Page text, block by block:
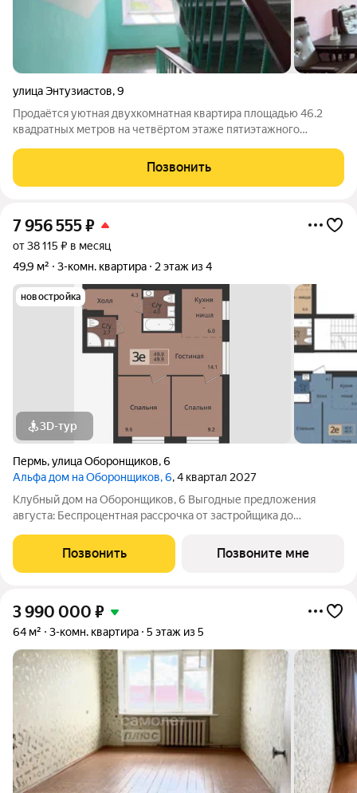
улица Энтузиастов,9
Продаётся уютная двухкомнатная квартира площадью 46.2
квадратных метров на четвёртом этаже пятиэтажного
Краснокамска на улице Энтузиастов, дом 9. Жилая площадь
составляет комфортные 30
Позвонить
7 956 555₽
от 38 115 ₽ в месяц
49,9 м²
3-комн. квартира 2 этаж из 4
новостройка
3D-тур
Пермь,улица Оборонщиков,6
Альфа дом на Оборонщиков, 6, 4 квартал 2027
Клубный дом на Оборонщиков, 6 Выгодные предложения
августа: Беспроцентная рассрочка от застройщика до
любой квартиры скидка до 500 т.р., либо кладовая за счет
застройщика Скидка 0,5% на каждого
Позвонить Позвоните мне
3 990 000 ₽
64 м² 3-комн. квартира 5 этаж из 5